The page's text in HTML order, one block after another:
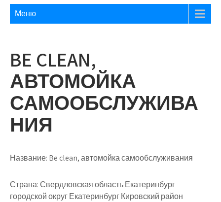
Меню
BE CLEAN,
АВТОМОЙКА
САМООБСЛУЖИВА
НИЯ
Название: Be clean, автомойка самообслуживания
Страна:Свердловская область Екатеринбург
городской округ Екатеринбург Кировский район